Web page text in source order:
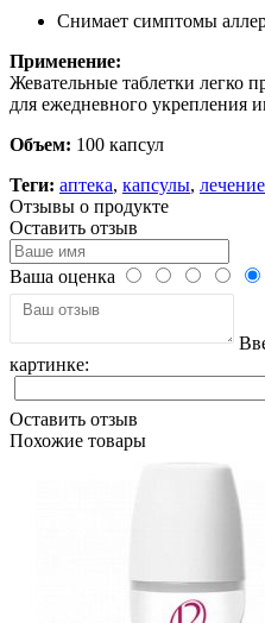
Снимает симптомы
Применение:
Жевательные таблетки легко
для ежедневного укрепления
Объем: 100 капсул
Теги: аптека, капсулы, лечение
Отзывы о продукте
Оставить отзыв
Ваша оценка
картинке:
Оставить отзыв
Похожие товары